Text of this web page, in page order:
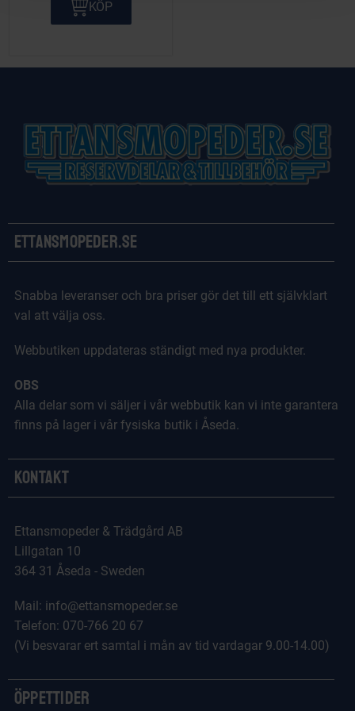
KÖP
Ettansmopeder.se
Snabba leveranser och bra priser gör det till ett självklart
val att välja oss.
Webbutiken uppdateras ständigt med nya produkter.
OBS
Alla delar som vi säljer i vår webbutik kan vi inte garantera
finns på lager i vår fysiska butik i Åseda.
Kontakt
Ettansmopeder & Trädgård AB
Lillgatan 10
364 31 Åseda - Sweden
Mail: info@ettansmopeder.se
Telefon: 070-766 20 67
(Vi besvarar ert samtal i mån av tid vardagar 9.00-14.00)
Öppettider